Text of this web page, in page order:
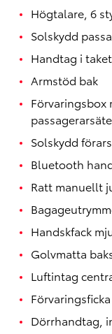
Högtalare, 6
Solskydd
Handtag i
Armstöd bak
Förvaringsbox
passagerarsäte
Solskydd
Bluetooth
Ratt manuellt
Handskfack
Golvmatta
Luftintag
Dörrhandtag,